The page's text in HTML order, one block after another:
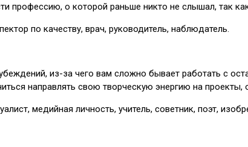
профессию, о которой раньше никто не слышал, так
по качеству, врач, руководитель, наблюдатель.
из-за чего вам сложно бывает работать с
направлять свою творческую энергию на проекты,
медийная личность, учитель, советник, поэт,